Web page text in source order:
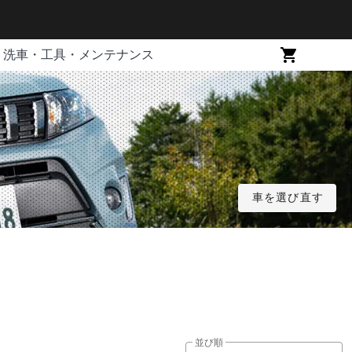
洗車・工具・メンテナンス
車を選び直す
並び順